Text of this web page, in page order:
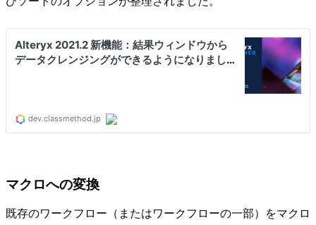
マクロへの変換
既存のワークフロー（またはワークフローの一部）をマクロ